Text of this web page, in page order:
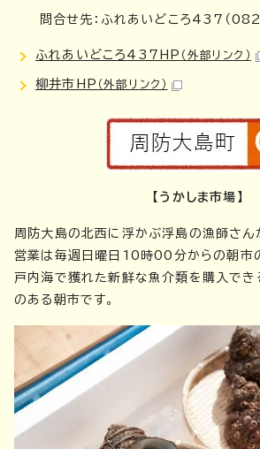
問合せ先：ふれあいどころ437（
ふれあいどころ437HP （外部リンク）
柳井市HP （外部リンク）
【うかしま市場】
周防大島の北西に浮かぶ浮島の漁師さん
営業は毎週日曜日10時00分からの朝市
戸内海で獲れた新鮮な魚介類を購入でき
のある朝市です。